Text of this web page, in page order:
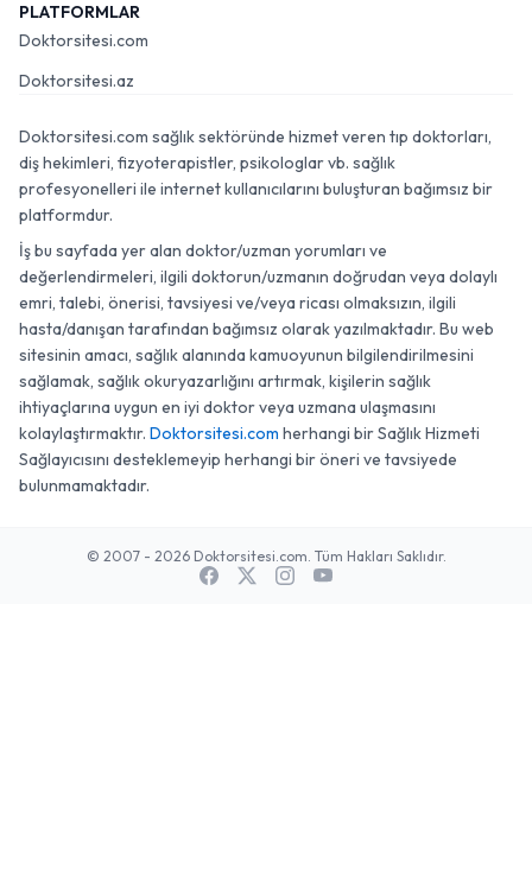
PLATFORMLAR
Doktorsitesi.com
Doktorsitesi.az
Doktorsitesi.com sağlık sektöründe hizmet veren tıp doktorları,
diş hekimleri, fizyoterapistler, psikologlar vb. sağlık
profesyonelleri ile internet kullanıcılarını buluşturan bağımsız bir
platformdur.
İş bu sayfada yer alan doktor/uzman yorumları ve
değerlendirmeleri, ilgili doktorun/uzmanın doğrudan veya dolaylı
emri, talebi, önerisi, tavsiyesi ve/veya ricası olmaksızın, ilgili
hasta/danışan tarafından bağımsız olarak yazılmaktadır. Bu web
sitesinin amacı, sağlık alanında kamuoyunun bilgilendirilmesini
sağlamak, sağlık okuryazarlığını artırmak, kişilerin sağlık
ihtiyaçlarına uygun en iyi doktor veya uzmana ulaşmasını
kolaylaştırmaktır. Doktorsitesi.com herhangi bir Sağlık Hizmeti
Sağlayıcısını desteklemeyip herhangi bir öneri ve tavsiyede
bulunmamaktadır.
© 2007 - 2026 Doktorsitesi.com. Tüm Hakları Saklıdır.